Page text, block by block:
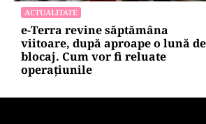
ACTUALITATE
e-Terra revine săptămâna
viitoare, după aproape o lună de
blocaj. Cum vor fi reluate
operațiunile